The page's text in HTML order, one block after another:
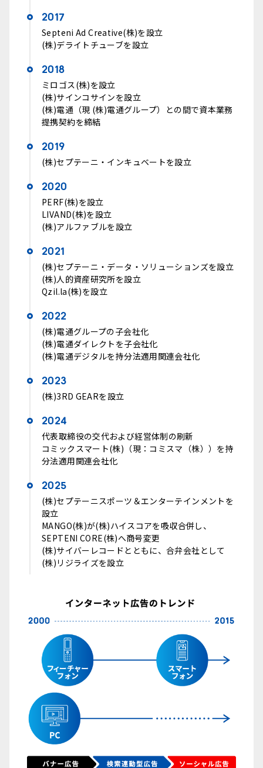
2017
Septeni Ad Creative(株)を設立
(株)デライトチューブを設立
2018
ミロゴス(株)を設立
(株)サインコサインを設立
(株)電通（現 (株)電通グループ）との間で資本業務
提携契約を締結
2019
(株)セプテーニ・インキュベートを設立
2020
PERF(株)を設立
LIVAND(株)を設立
(株)アルファブルを設立
2021
(株)セプテーニ・データ・ソリューションズを設立
(株)人的資産研究所を設立
Qzil.la(株)を設立
2022
(株)電通グループの子会社化
(株)電通ダイレクトを子会社化
(株)電通デジタルを持分法適用関連会社化
2023
(株)3RD GEARを設立
2024
代表取締役の交代および経営体制の刷新
コミックスマート(株)（現：コミスマ（株））を持
分法適用関連会社化
2025
(株)セプテーニスポーツ＆エンターテインメントを
設立
MANGO(株)が(株)ハイスコアを吸収合併し、
SEPTENI CORE(株)へ商号変更
(株)サイバーレコードとともに、合弁会社として
(株)リジライズを設立